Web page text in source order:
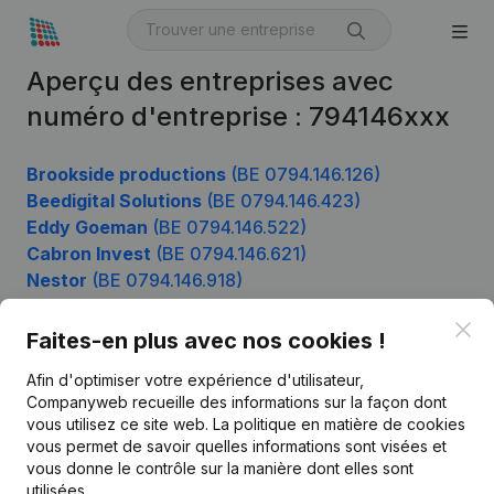
Aperçu des entreprises avec
numéro d'entreprise : 794146xxx
Brookside productions (BE 0794.146.126)
Beedigital Solutions (BE 0794.146.423)
Eddy Goeman (BE 0794.146.522)
Cabron Invest (BE 0794.146.621)
Nestor (BE 0794.146.918)
Faites-en plus avec nos cookies !
Afin d'optimiser votre expérience d'utilisateur,
Companyweb recueille des informations sur la façon dont
vous utilisez ce site web. La politique en matière de cookies
vous permet de savoir quelles informations sont visées et
vous donne le contrôle sur la manière dont elles sont
utilisées.
Français
Informations d’entreprise
Monitoring